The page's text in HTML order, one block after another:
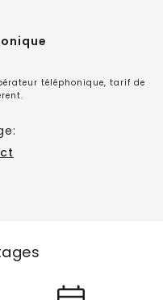
téléphonique, tarif de